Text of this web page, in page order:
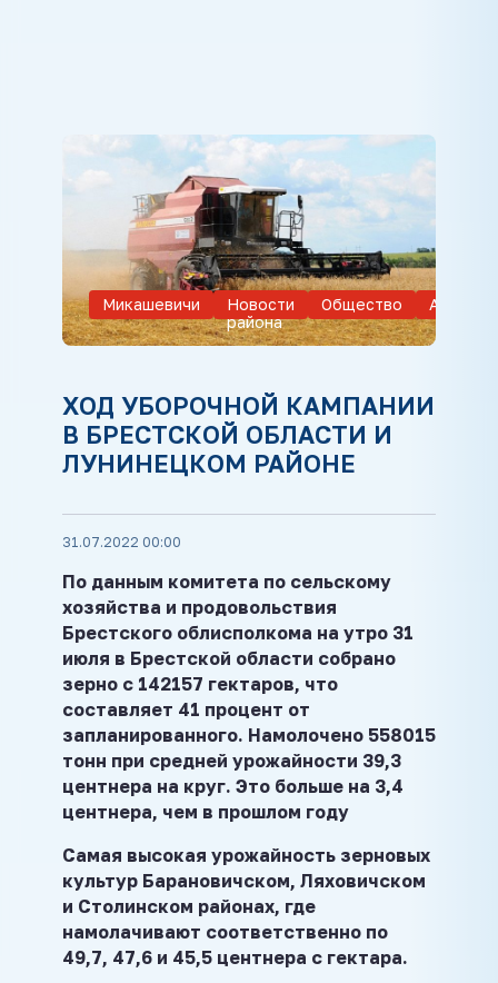
Микашевичи
Новости
района
Общество
ХОД УБОРОЧНОЙ КАМПАНИИ
В БРЕСТСКОЙ ОБЛАСТИ И
ЛУНИНЕЦКОМ РАЙОНЕ
31.07.2022 00:00
По данным комитета по сельскому
хозяйства и продовольствия
Брестского облисполкома на утро 31
июля в Брестской области собрано
зерно с 142157 гектаров, что
составляет 41 процент от
запланированного. Намолочено 558015
тонн при средней урожайности 39,3
центнера на круг. Это больше на 3,4
центнера, чем в прошлом году
Самая высокая урожайность зерновых
культур Барановичском, Ляховичском
и Столинском районах, где
намолачивают соответственно по
49,7, 47,6 и 45,5 центнера с гектара.